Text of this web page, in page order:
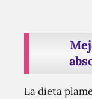
La dieta